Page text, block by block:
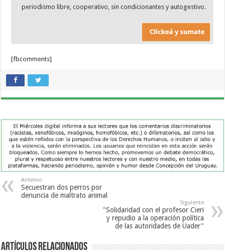
periodismo libre, cooperativo, sin condicionantes y autogestivo.
[fbcomments]
Anterior
Secuestran dos perros por
denuncia de maltrato animal
Siguiente
"Solidaridad con el profesor Cieri
y repudio a la operación política
de las autoridades de Uader"
Artículos Relacionados